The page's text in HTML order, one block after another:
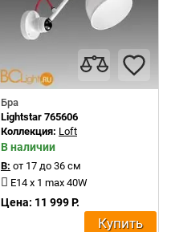
Бра
Lightstar 765606
Коллекция: Loft
В наличии
В: от 17 до 36 см
E14 x 1 max 40W
Цена: 11 999 Р.
Купить